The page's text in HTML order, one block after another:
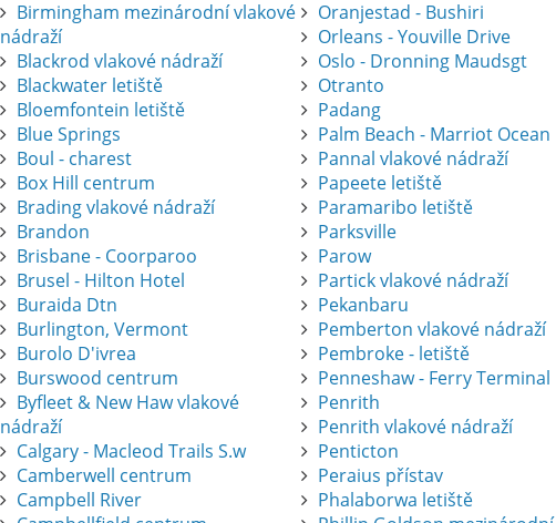
Birmingham mezinárodní vlakové
nádraží
Blackrod vlakové nádraží
Blackwater letiště
Bloemfontein letiště
Blue Springs
Boul - charest
Box Hill centrum
Brading vlakové nádraží
Brandon
Brisbane - Coorparoo
Brusel - Hilton Hotel
Buraida Dtn
Burlington, Vermont
Burolo D'ivrea
Burswood centrum
Byfleet & New Haw vlakové
nádraží
Calgary - Macleod Trails S.w
Camberwell centrum
Campbell River
Oranjestad - Bushiri
Orleans - Youville Drive
Oslo - Dronning Maudsgt
Otranto
Padang
Palm Beach - Marriot Ocean
Pannal vlakové nádraží
Papeete letiště
Paramaribo letiště
Parksville
Parow
Partick vlakové nádraží
Pekanbaru
Pemberton vlakové nádraží
Pembroke - letiště
Penneshaw - Ferry Terminal
Penrith
Penrith vlakové nádraží
Penticton
Peraius přístav
Phalaborwa letiště